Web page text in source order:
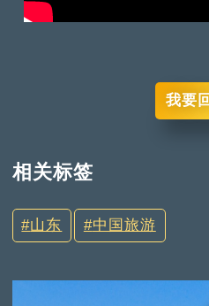
我要
相关标签
山东 中国旅游